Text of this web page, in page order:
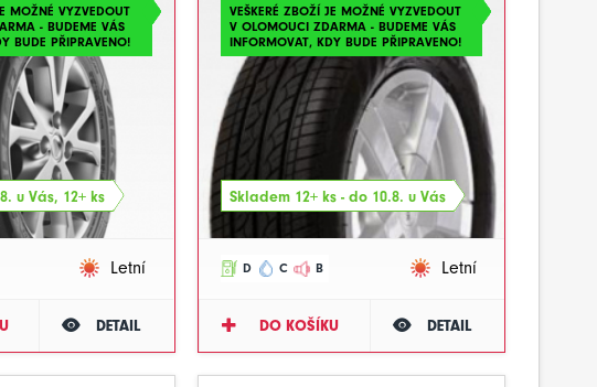
MOŽNÉ VYZVEDOUT
- BUDEME VÁS
BUDE PŘIPRAVENO!
u Vás, 12+ ks
Letní
DETAIL
VEŠKERÉ ZBOŽÍ JE MOŽNÉ VYZVEDOUT
V OLOMOUCI ZDARMA - BUDEME VÁS
INFORMOVAT, KDY BUDE PŘIPRAVENO!
Skladem 12+ ks - do 10.8. u Vás
D C B Letní
DO KOŠÍKU DETAIL